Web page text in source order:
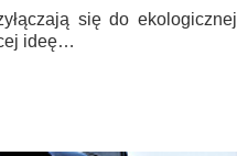
się do ekologicznej
ideę…